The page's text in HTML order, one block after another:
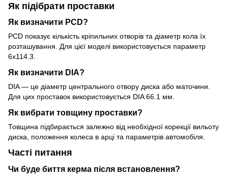
Як підібрати проставки
Як визначити PCD?
PCD показує кількість кріпильних отворів та діаметр кола їх
розташування. Для цієї моделі використовується параметр
6x114.3.
Як визначити DIA?
DIA — це діаметр центрального отвору диска або маточини.
Для цих проставок використовується DIA 66.1 мм.
Як вибрати товщину проставки?
Товщина підбирається залежно від необхідної корекції вильоту
диска, положення колеса в арці та параметрів автомобіля.
Часті питання
Чи буде биття керма після встановлення?